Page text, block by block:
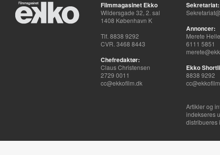
Filmmagasinet Ekko
Wildersgade 32, 2. sal
1408 København K
Tlf. 8838 9292
CVR. 3468 8443
Chefredaktør:
Claus Christensen
2729 0011
cc@ekkofilm.dk
Sekretariat:
Annoncer:
Merete
6111 5851
Ekko
8838 9292
Artikler og
indekseres
distribueres